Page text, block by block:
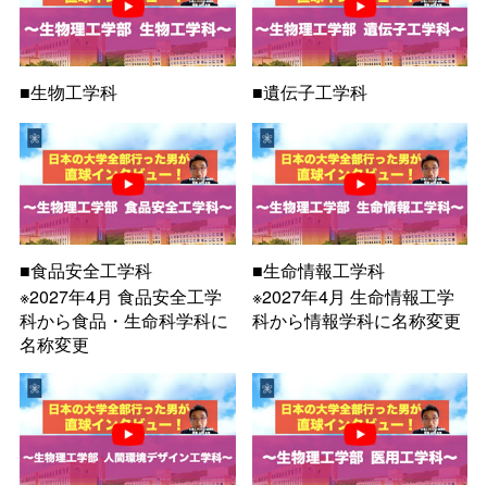
■生物工学科 ■遺伝子工学科
■食品安全工学科
※2027年4月 食品安全工学
科から食品・生命科学科に
名称変更
■生命情報工学科
※2027年4月 生命情報工学
科から情報学科に名称変更